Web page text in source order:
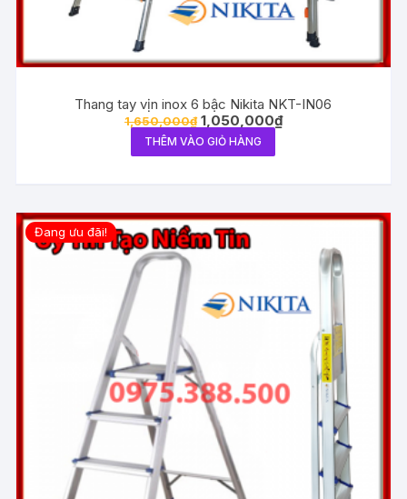
Thang tay vịn inox 6 bậc Nikita NKT-IN06
1,650,000₫ 1,050,000₫
THÊM VÀO GIỎ HÀNG
Đang ưu đãi!